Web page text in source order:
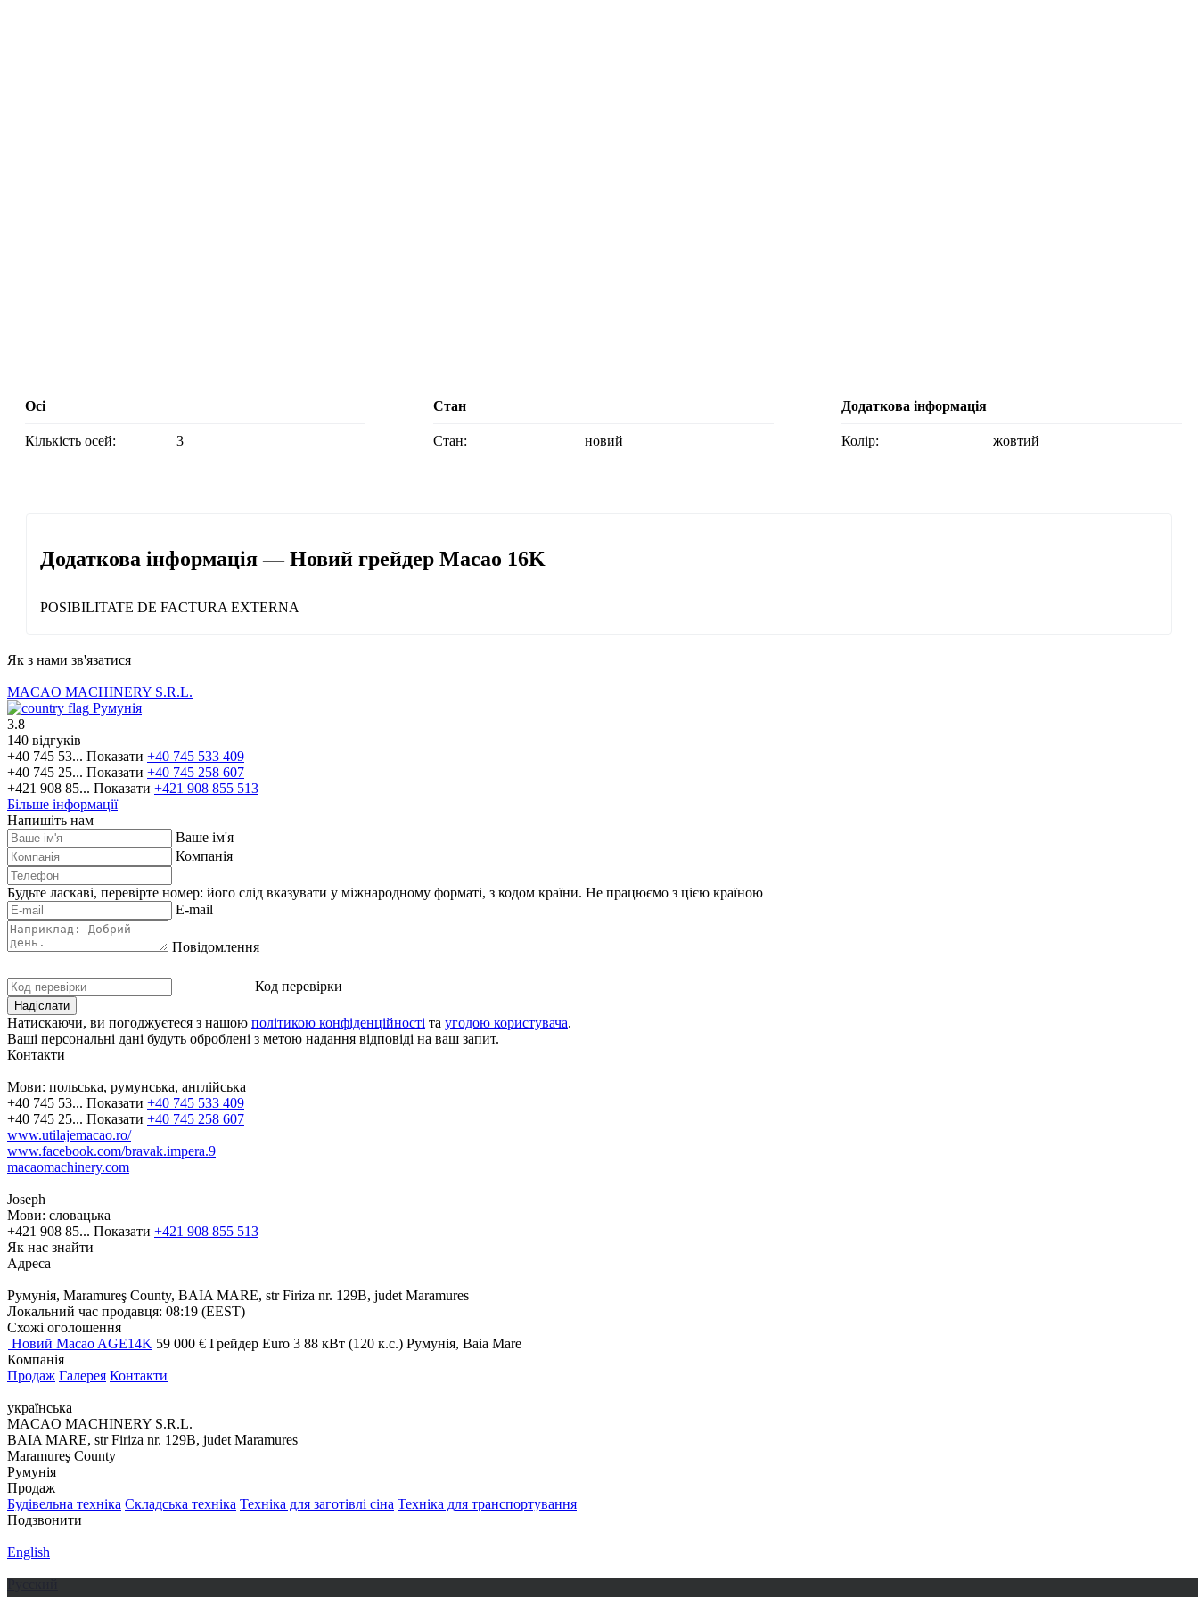
Осі
Кількість осей: 3
Стан
Стан: новий
Додаткова інформація
Колір: жовтий
Додаткова інформація — Новий грейдер Macao 16K
POSIBILITATE DE FACTURA EXTERNA
Як з нами зв'язатися
MACAO MACHINERY S.R.L.
Румунія
3.8
140 відгуків
+40 745 53... Показати +40 745 533 409
+40 745 25... Показати +40 745 258 607
+421 908 85... Показати +421 908 855 513
Більше інформації
Напишіть нам
Ваше ім'я
Компанія
Будьте ласкаві, перевірте номер: його слід вказувати у міжнародному форматі, з кодом країни. Не працюємо з цією країною
E-mail
Повідомлення
Код перевірки
Натискаючи, ви погоджуєтеся з нашою політикою конфіденційності та угодою користувача.
Ваші персональні дані будуть оброблені з метою надання відповіді на ваш запит.
Контакти
Мови: польська, румунська, англійська
+40 745 53... Показати +40 745 533 409
+40 745 25... Показати +40 745 258 607
www.utilajemacao.ro/
www.facebook.com/bravak.impera.9
macaomachinery.com
Joseph
Мови: словацька
+421 908 85... Показати +421 908 855 513
Як нас знайти
Адреса
Румунія, Maramureş County, BAIA MARE, str Firiza nr. 129B, judet Maramures
Локальний час продавця: 08:19 (EEST)
Схожі оголошення
Новий Macao AGE14K 59 000 € Грейдер Euro 3 88 кВт (120 к.с.) Румунія, Baia Mare
Компанія
Продаж Галерея Контакти
українська
MACAO MACHINERY S.R.L.
BAIA MARE, str Firiza nr. 129B, judet Maramures
Maramureş County
Румунія
Продаж
Будівельна техніка Складська техніка Техніка для заготівлі сіна Техніка для транспортування
Подзвонити
English